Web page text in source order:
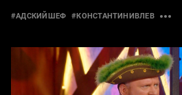
#АДСКИЙШЕФ #КОНСТАНТИНИВЛЕВ